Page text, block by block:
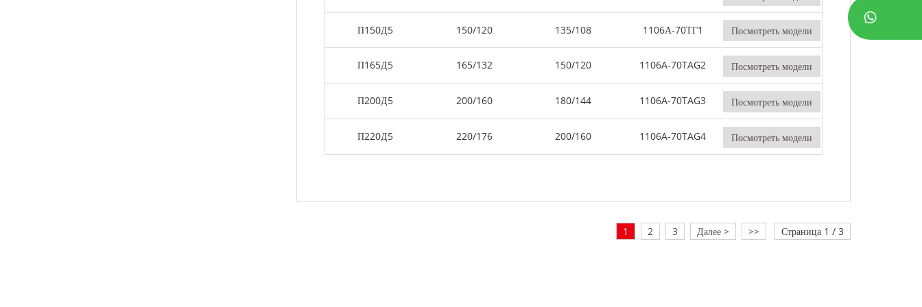
П150Д5 150/120 135/108 1106А-70ТГ1 Посмотреть модели
П165Д5 165/132 150/120 1106A-70TAG2 Посмотреть модели
П200Д5 200/160 180/144 1106A-70TAG3 Посмотреть модели
П220Д5 220/176 200/160 1106A-70TAG4 Посмотреть модели
1 2 3 Далее > >> Страница 1 / 3